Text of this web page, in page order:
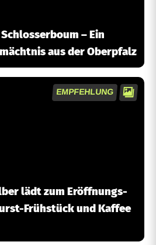
– Ein
aus der Oberpfalz
EMPFEHLUNG
lädt zum Eröffnungs-
Frühstück und Kaffee